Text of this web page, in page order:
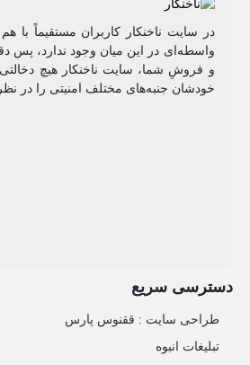
در سایت ناخنکار کاربران مستقیماً با
واسطه‌ای در این میان وجود ندارد، پس
و فروشِ شما، سایت ناخنکار هیچ دخالتی
خودشان جنبه‌های مختلف امنیتی را در نظر
دسترسی سریع
طراحی سایت :‌ ققنوس پارس
تبلیغات انبوه